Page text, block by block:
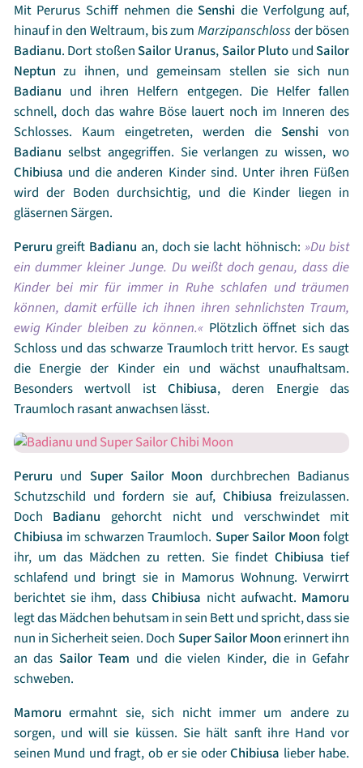
Mit Perurus Schiff nehmen dieSenshi die Verfolgung auf,
hinauf in den Weltraum, bis zum Marzipanschloss der bösen
Badianu. Dort stoßenSailor Uranus,Sailor Pluto undSailor
Neptun zu ihnen, und gemeinsam stellen sie sich nun
Badianu und ihren Helfern entgegen. Die Helfer fallen
schnell, doch das wahre Böse lauert noch im Inneren des
Schlosses. Kaum eingetreten, werden dieSenshi von
Badianu selbst angegriffen. Sie verlangen zu wissen, wo
Chibiusa und die anderen Kinder sind. Unter ihren Füßen
wird der Boden durchsichtig, und die Kinder liegen in
gläsernen Särgen.
Peruru greift Badianu an, doch sie lacht höhnisch: Du bist
ein dummer kleiner Junge. Du weißt doch genau, dass die
Kinder bei mir für immer in Ruhe schlafen und träumen
können, damit erfülle ich ihnen ihren sehnlichsten Traum,
ewig Kinder bleiben zu können.
Plötzlich öffnet sich das
Schloss und das schwarze Traumloch tritt hervor. Es saugt
die Energie der Kinder ein und wächst unaufhaltsam.
Besonders wertvoll ist Chibiusa, deren Energie das
Traumloch rasant anwachsen lässt.
Peruru und SuperSailor Moon durchbrechen Badianus
Schutzschild und fordern sie auf,Chibiusa freizulassen.
Doch Badianu gehorcht nicht und verschwindet mit
Chibiusa im schwarzen Traumloch. SuperSailor Moon folgt
ihr, um das Mädchen zu retten. Sie findetChibiusa tief
schlafend und bringt sie in Mamorus Wohnung. Verwirrt
berichtet sie ihm, dassChibiusa nicht aufwacht. Mamoru
legt das Mädchen behutsam in sein Bett und spricht, dass sie
nun in Sicherheit seien. Doch SuperSailor Moonerinnert ihn
an das Sailor Team und die vielen Kinder, die in Gefahr
schweben.
Mamoru ermahnt sie, sich nicht immer um andere zu
sorgen, und will sie küssen. Sie hält sanft ihre Hand vor
seinen Mund und fragt, ob er sie oderChibiusa lieber habe.